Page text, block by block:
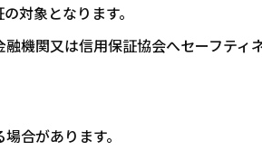
対象となります。
機関又は信用保証協会へセーフティ
合があります。